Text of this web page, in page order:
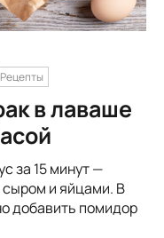
Рецепты
в лаваше
за 15 минут —
сыром и яйцами. В
добавить помидор